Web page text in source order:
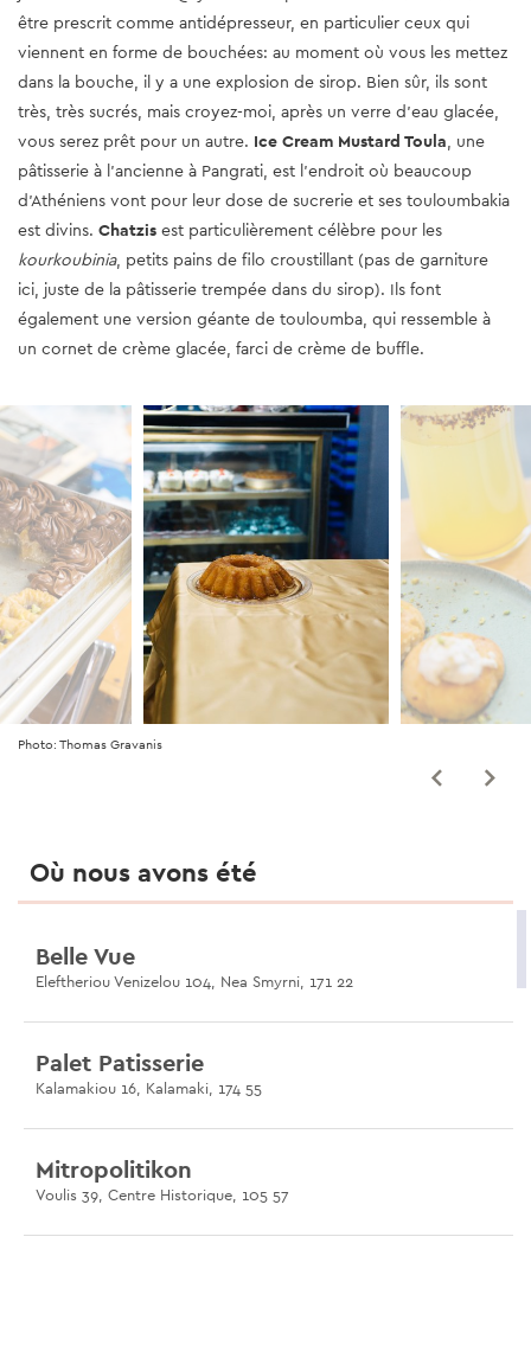
être prescrit comme antidépresseur, en particulier ceux qui
viennent en forme de bouchées: au moment où vous les mettez
dans la bouche, il y a une explosion de sirop. Bien sûr, ils sont
très, très sucrés, mais croyez-moi, après un verre d'eau glacée,
vous serez prêt pour un autre. Ice Cream Mustard Toula, une
pâtisserie à l'ancienne à Pangrati, est l'endroit où beaucoup
d'Athéniens vont pour leur dose de sucrerie et ses touloumbakia
est divins. Chatzis est particulièrement célèbre pour les
kourkoubinia, petits pains de filo croustillant (pas de garniture
ici, juste de la pâtisserie trempée dans du sirop). Ils font
également une version géante de touloumba, qui ressemble à
un cornet de crème glacée, farci de crème de buffle.
Photo: Thomas Gravanis
Où nous avons été
Belle Vue
Eleftheriou Venizelou 104, Nea Smyrni, 171 22
Palet Patisserie
Kalamakiou 16, Kalamaki, 174 55
Mitropolitikon
Voulis 39, Centre Historique, 105 57